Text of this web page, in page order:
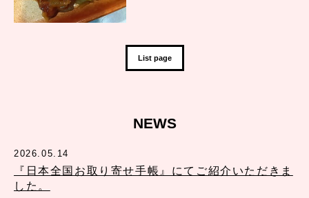
List page
NEWS
2026.05.14
『日本全国お取り寄せ手帳』にてご紹介いただきま
した。